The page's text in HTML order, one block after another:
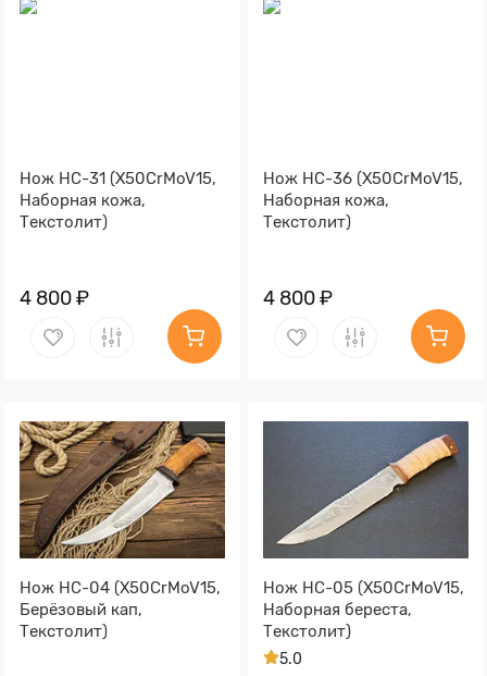
Нож НС-31 (X50CrMoV15,
Наборная кожа,
Текстолит)
4 800 ₽
Нож НС-36 (X50CrMoV15,
Наборная кожа,
Текстолит)
4 800 ₽
Нож НС-04 (X50CrMoV15,
Берёзовый кап,
Текстолит)
Нож НС-05 (X50CrMoV15,
Наборная береста,
Текстолит)
5.0